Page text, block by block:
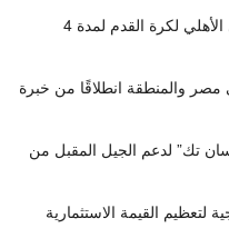
إيلانو توقع اتفاقية رعاية مع شركة النادي الأهلي لكرة القدم لمدة 4
مصر والمنطقة انطلاقًا من خبرة
تك” لدعم الجيل المقبل من
استراتيجية لتعظيم القيمة الاستثمارية